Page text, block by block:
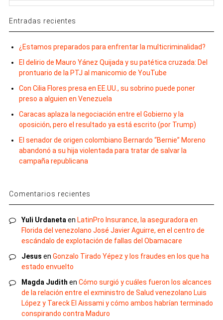
Entradas recientes
¿Estamos preparados para enfrentar la multicriminalidad?
El delirio de Mauro Yánez Quijada y su patética cruzada: Del
prontuario de la PTJ al manicomio de YouTube
Con Cilia Flores presa en EE.UU., su sobrino puede poner
preso a alguien en Venezuela
Caracas aplaza la negociación entre el Gobierno y la
oposición, pero el resultado ya está escrito (por Trump)
El senador de origen colombiano Bernardo “Bernie” Moreno
abandonó a su hija violentada para tratar de salvar la
campaña republicana
Comentarios recientes
Yuli Urdaneta en LatinPro Insurance, la aseguradora en
Florida del venezolano José Javier Aguirre, en el centro de
escándalo de explotación de fallas del Obamacare
Jesus en Gonzalo Tirado Yépez y los fraudes en los que ha
estado envuelto
Magda Judith en Cómo surgió y cuáles fueron los alcances
de la relación entre el exministro de Salud venezolano Luis
López y Tareck El Aissami y cómo ambos habrían terminado
conspirando contra Maduro